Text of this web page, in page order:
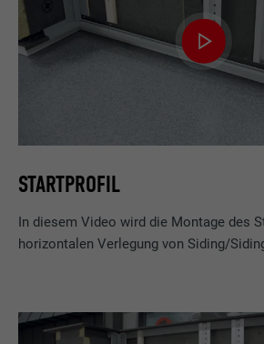
STARTPROFIL
In diesem Video wird die Montage des
horizontalen Verlegung von Siding/